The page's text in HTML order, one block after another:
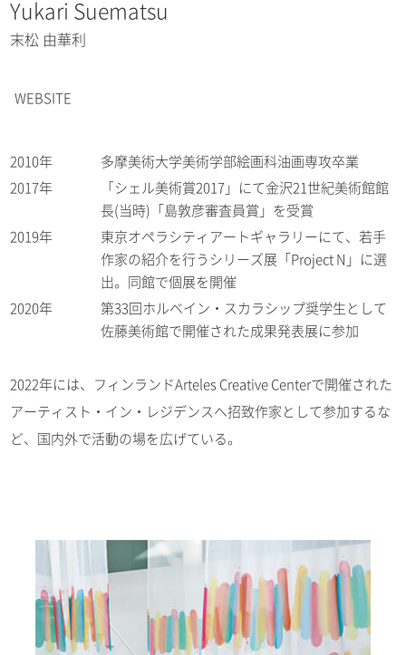
Yukari Suematsu
末松 由華利
WEBSITE
2010年
多摩美術大学美術学部絵画科油画専攻卒業
2017年
「シェル美術賞2017」にて金沢21世紀美術館館
長(当時)「島敦彦審査員賞」を受賞
2019年
東京オペラシティアートギャラリーにて、若手
作家の紹介を行うシリーズ展「Project N」に選
出。同館で個展を開催
2020年
第33回ホルベイン・スカラシップ奨学生として
佐藤美術館で開催された成果発表展に参加
2022年には、フィンランドArteles Creative Centerで開催された
アーティスト・イン・レジデンスへ招致作家として参加するな
ど、国内外で活動の場を広げている。